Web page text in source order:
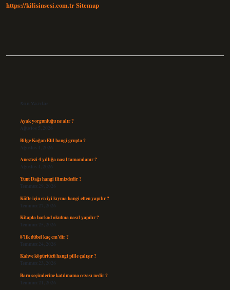
Istifa
https://kilisinsesi.com.trSitemap
Son Yazılar
Ayak yorgunluğu ne alır ?
Ağustos 5, 2026
Bilge Kağan Etil hangi grupta ?
Ağustos 4, 2026
Anestezi 4 yıllığa nasıl tamamlanır ?
Ağustos 4, 2026
Yunt Dağı hangi ilimizdedir ?
Temmuz 29, 2026
Köfte için en iyi kıyma hangi etten yapılır ?
Temmuz 27, 2026
Kitapta barkod okutma nasıl yapılır ?
Temmuz 25, 2026
8’lik dübel kaç cm’dir ?
Temmuz 24, 2026
Kahve köpürtücü hangi pille çalışır ?
Temmuz 23, 2026
Baro seçimlerine katılmama cezası nedir ?
Temmuz 21, 2026